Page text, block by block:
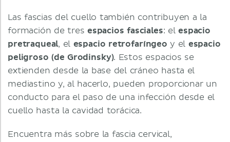
Las fascias del cuello también contribuyen a la
formación de tres espacios fasciales: elespacio
pretraqueal, el espacio retrofaríngeo y el espacio
peligroso (de Grodinsky). Estos espacios se
extienden desde la base del cráneo hasta el
mediastino y, al hacerlo, pueden proporcionar un
conducto para el paso de una infección desde el
cuello hasta la cavidad torácica.
Encuentra más sobre la fascia cervical,